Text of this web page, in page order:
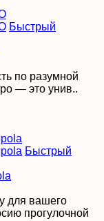
Быстрый
по разумной
— это унив..
Быстрый
для вашего
прогулочной